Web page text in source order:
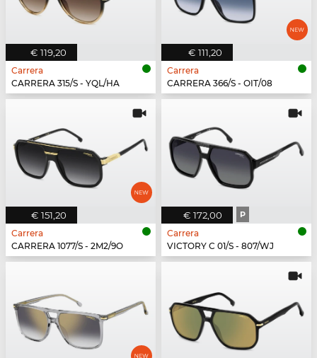
€ 119,20
Carrera
CARRERA 315/S - YQL/HA
€ 111,20
Carrera
CARRERA 366/S - OIT/08
€ 151,20
Carrera
CARRERA 1077/S - 2M2/9O
€ 172,00 P
Carrera
VICTORY C 01/S - 807/WJ